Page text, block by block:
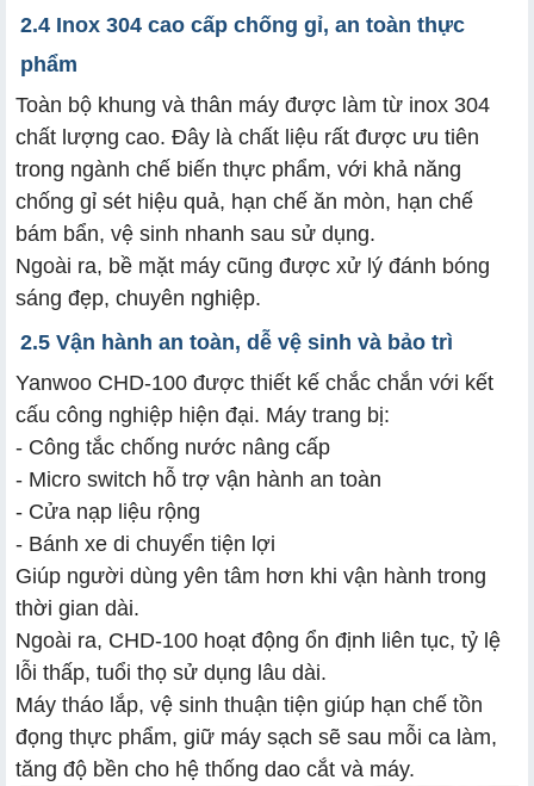
2.4 Inox 304 cao cấp chống gỉ, an toàn thực
phẩm
Toàn bộ khung và thân máy được làm từ inox 304
chất lượng cao. Đây là chất liệu rất được ưu tiên
trong ngành chế biến thực phẩm, với khả năng
chống gỉ sét hiệu quả, hạn chế ăn mòn, hạn chế
bám bẩn, vệ sinh nhanh sau sử dụng.
Ngoài ra, bề mặt máy cũng được xử lý đánh bóng
sáng đẹp, chuyên nghiệp.
2.5 Vận hành an toàn, dễ vệ sinh và bảo trì
Yanwoo CHD-100 được thiết kế chắc chắn với kết
cấu công nghiệp hiện đại. Máy trang bị:
- Công tắc chống nước nâng cấp
- Micro switch hỗ trợ vận hành an toàn
- Cửa nạp liệu rộng
- Bánh xe di chuyển tiện lợi
Giúp người dùng yên tâm hơn khi vận hành trong
thời gian dài.
Ngoài ra, CHD-100 hoạt động ổn định liên tục, tỷ lệ
lỗi thấp, tuổi thọ sử dụng lâu dài.
Máy tháo lắp, vệ sinh thuận tiện giúp hạn chế tồn
đọng thực phẩm, giữ máy sạch sẽ sau mỗi ca làm,
tăng độ bền cho hệ thống dao cắt và máy.